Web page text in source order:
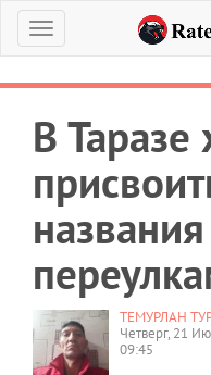
Меню
В Таразе
ТЕМУРЛАН
Четверг, 21
09:45